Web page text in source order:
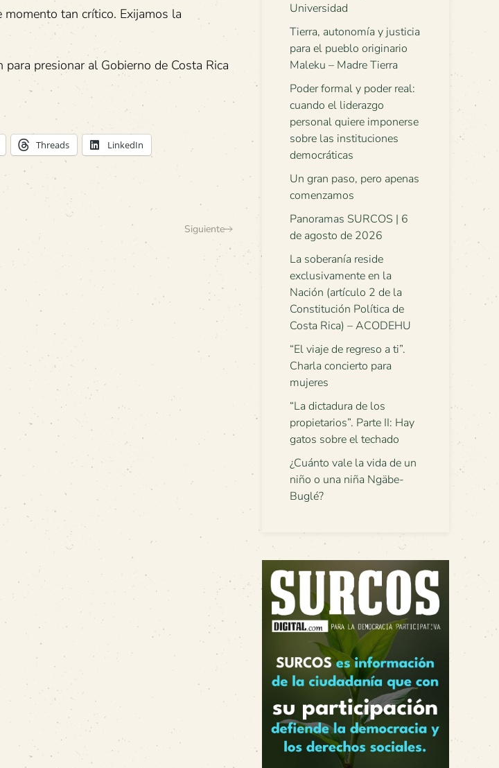
tan crítico. Exijamos la
presionar al Gobierno de Costa Rica
Threads LinkedIn
Siguiente
Universidad
Tierra, autonomía y justicia
para el pueblo originario
Maleku – Madre Tierra
Poder formal y poder real:
cuando el liderazgo
personal quiere imponerse
sobre las instituciones
democráticas
Un gran paso, pero apenas
comenzamos
Panoramas SURCOS | 6
de agosto de 2026
La soberanía reside
exclusivamente en la
Nación (artículo 2 de la
Constitución Política de
Costa Rica) – ACODEHU
“El viaje de regreso a ti”.
Charla concierto para
mujeres
“La dictadura de los
propietarios”. Parte II: Hay
gatos sobre el techado
¿Cuánto vale la vida de un
niño o una niña Ngäbe-
Buglé?